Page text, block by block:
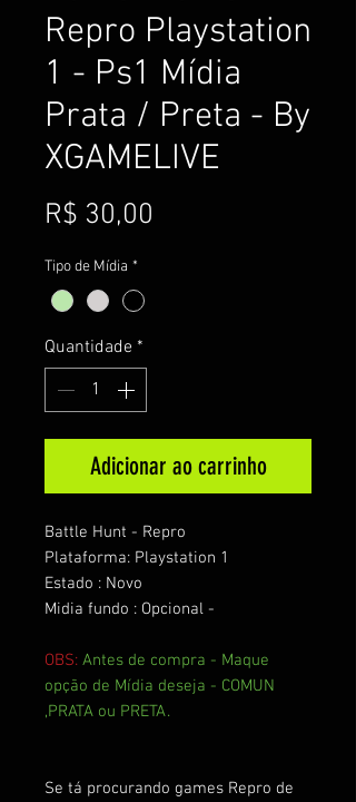
Repro Playstation
1 - Ps1 Mídia
Prata / Preta - By
XGAMELIVE
R$ 30,00
Tipo de Mídia *
Quantidade *
Adicionar ao carrinho
Battle Hunt - Repro
Plataforma: Playstation 1
Estado : Novo
Midia fundo : Opcional -
OBS: Antes de compra - Maque
opção de Mídia deseja - COMUN
,PRATA ou PRETA.
Se tá procurando games Repro de